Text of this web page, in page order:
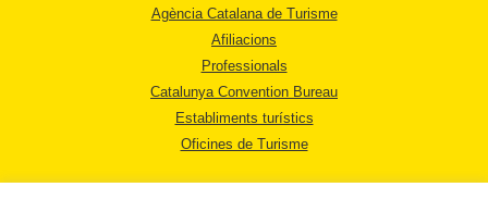
Agència Catalana de Turisme
Afiliacions
Professionals
Catalunya Convention Bureau
Establiments turístics
Oficines de Turisme